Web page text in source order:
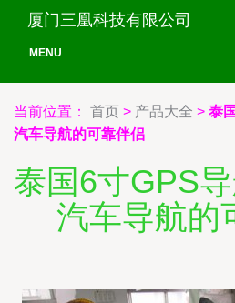
厦门三凰科技有限公司
MENU
当前位置： 首页 > 产品大全 > 泰
汽车导航的可靠伴侣
泰国6寸GPS
汽车导航的